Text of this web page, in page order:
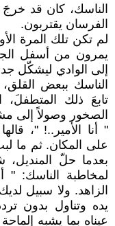
الناسك، كان قد
الفرسان يقتربون.
لم تكن تلك المرة
يمرون من أسفل
إلى الوادي ليشكّل
الناسك ببعض
تابعَ ذلك المتطفلَ،
الصخور وصولاً إلى
" أنا الأمير..! "،
على المكان. ثم ما
بعدما حلّ المنديل،
لمخاطبة الناسك: "
الزاهد. ولا سبيل
يده وتناول بدون
عيناه بما يشبه